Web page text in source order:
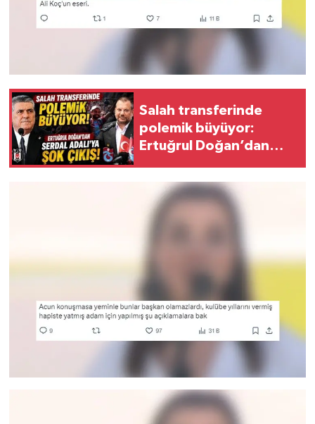
Salah transferinde
polemik büyüyor:
Ertuğrul Doğan’dan
çıkış!